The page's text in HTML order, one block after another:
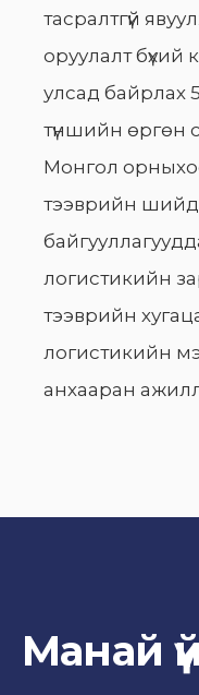
тасралтгүй
оруулалт
улсад байрлах
түншийн өргөн
Монгол
тээврийн
логистикийн
тээврийн
логистикийн
анхааран
Манай